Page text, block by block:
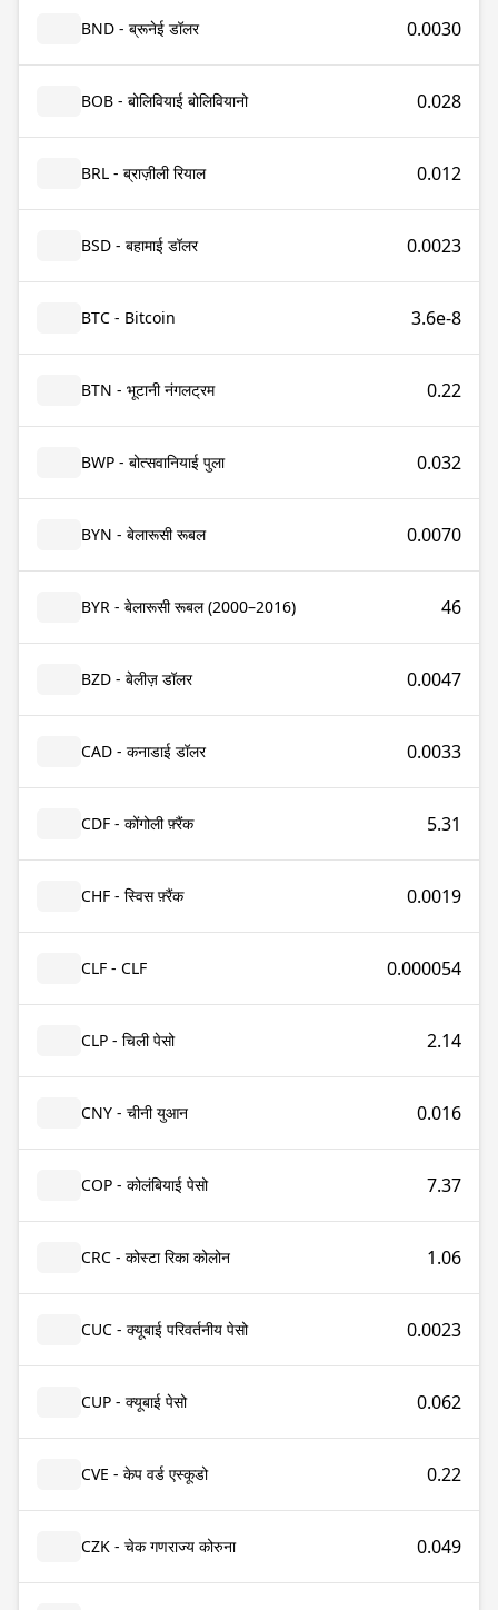
BND - ब्रूनेई डॉलर 0.0030
BOB - बोलिवियाई बोलिवियानो 0.028
BRL - ब्राज़ीली रियाल 0.012
BSD - बहामाई डॉलर 0.0023
BTC - Bitcoin 3.6e-8
BTN - भूटानी नंगलट्रम 0.22
BWP - बोत्सवानियाई पुला 0.032
BYN - बेलारूसी रूबल 0.0070
BYR - बेलारूसी रूबल (2000–2016) 46
BZD - बेलीज़ डॉलर 0.0047
CAD - कनाडाई डॉलर 0.0033
CDF - कोंगोली फ़्रैंक 5.31
CHF - स्विस फ़्रैंक 0.0019
CLF - CLF 0.000054
CLP - चिली पेसो 2.14
CNY - चीनी युआन 0.016
COP - कोलंबियाई पेसो 7.37
CRC - कोस्टा रिका कोलोन 1.06
CUC - क्यूबाई परिवर्तनीय पेसो 0.0023
CUP - क्यूबाई पेसो 0.062
CVE - केप वर्ड एस्कूडो 0.22
CZK - चेक गणराज्य कोरुना 0.049